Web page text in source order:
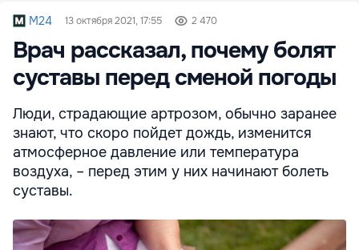
M24 13 октября 2021, 17:55 2 470
Врач рассказал, почему болят
суставы перед сменой погоды
Люди, страдающие артрозом, обычно заранее
знают, что скоро пойдет дождь, изменится
атмосферное давление или температура
воздуха, – перед этим у них начинают болеть
суставы.